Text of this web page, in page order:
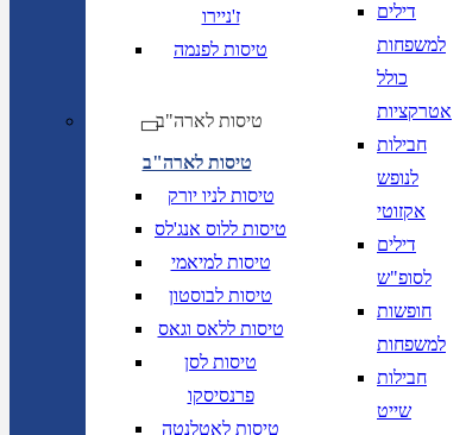
ז'ניירו
טיסות לפנמה
טיסות לארה"ב
טיסות לארה"ב
טיסות לניו יורק
טיסות ללוס אנג'לס
טיסות למיאמי
טיסות לבוסטון
טיסות ללאס וגאס
טיסות לסן
פרנסיסקו
טיסות לאטלנטה
דילים
למשפחות
כולל
אטרקציות
חבילות
לנופש
אקזוטי
דילים
לסופ"ש
חופשות
למשפחות
חבילות
שייט